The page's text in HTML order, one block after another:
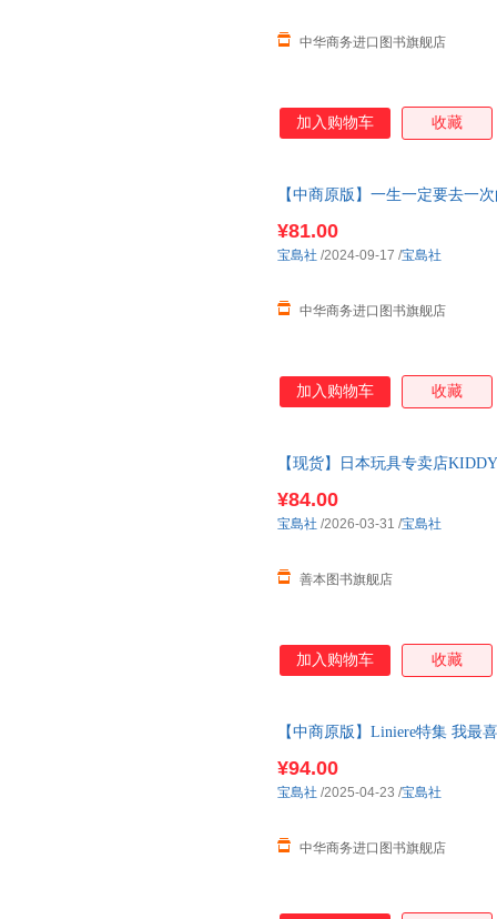
中华商务进口图书旗舰店
加入购物车 收藏
【中商原版】一生一定要去一
¥81.00
中华商务进口图书旗舰店
宝島社 /2024-09-17 /宝島社
加入购物车 收藏
【现货】日本玩具专卖店
¥84.00
善本图书旗舰店
宝島社 /2026-03-31 /宝島社
加入购物车 收藏
【中商原版】Liniere特集 我最
¥94.00
中华商务进口图书旗舰店
宝島社 /2025-04-23 /宝島社